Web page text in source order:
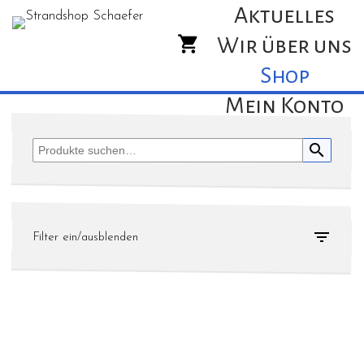
Aktuelles
Wir über uns
Shop
Mein Konto
search
Filter ein/ausblenden 